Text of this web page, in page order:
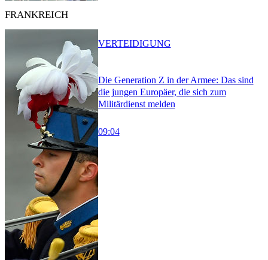
FRANKREICH
Die Generation Z in der Armee: Das sind
die jungen Europäer, die sich zum
Militärdienst melden
09:04
VERTEIDIGUNG